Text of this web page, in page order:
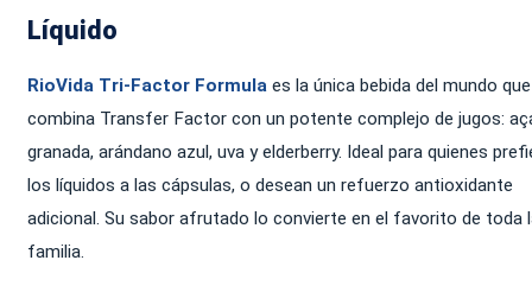
Líquido
RioVida Tri-Factor Formula es la única bebida del mundo que
combina Transfer Factor con un potente complejo de jugos:
granada, arándano azul, uva y elderberry. Ideal para quienes
los líquidos a las cápsulas, o desean un refuerzo antioxidante
adicional. Su sabor afrutado lo convierte en el favorito de toda
familia.